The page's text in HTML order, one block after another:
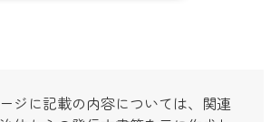
ジに記載の内容については、関連